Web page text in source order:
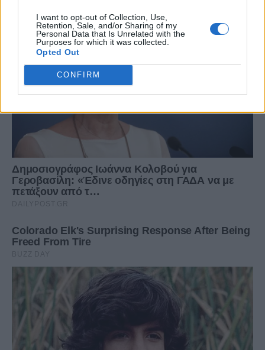
I want to opt-out of Collection, Use,
Retention, Sale, and/or Sharing of my
Personal Data that Is Unrelated with the
Purposes for which it was collected.
Opted Out
CONFIRM